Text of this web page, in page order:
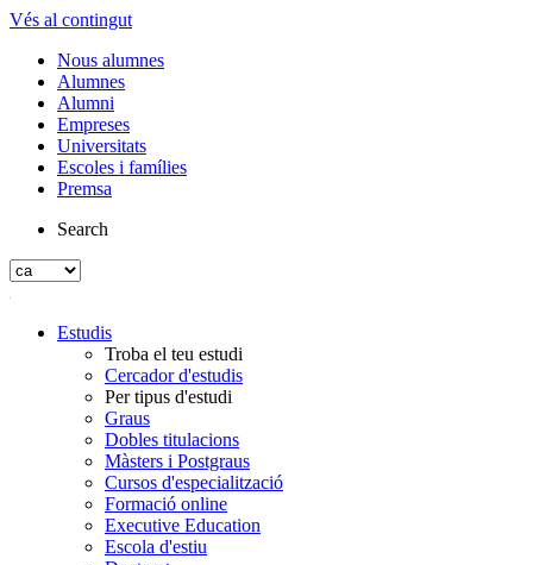
Vés al contingut
Nous alumnes
Alumnes
Alumni
Empreses
Universitats
Escoles i famílies
Premsa
Search
Estudis
Troba el teu estudi
Cercador d'estudis
Per tipus d'estudi
Graus
Dobles titulacions
Màsters i Postgraus
Cursos d'especialització
Formació online
Executive Education
Escola d'estiu